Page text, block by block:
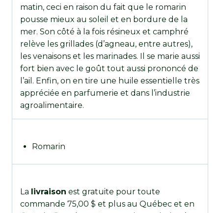
matin, ceci en raison du fait que le romarin
pousse mieux au soleil et en bordure de la
mer. Son côté à la fois résineux et camphré
relève les grillades (d’agneau, entre autres),
les venaisons et les marinades. Il se marie aussi
fort bien avec le goût tout aussi prononcé de
l’ail. Enfin, on en tire une huile essentielle très
appréciée en parfumerie et dans l’industrie
agroalimentaire.
Romarin
La livraison est gratuite pour toute
commande 75,00 $ et plus au Québec et en